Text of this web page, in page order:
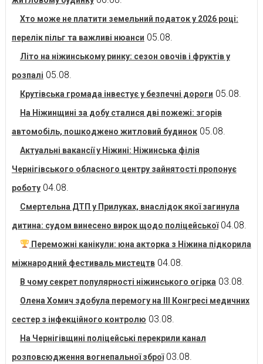
Хто може не платити земельний податок у 2026 році:
перелік пільг та важливі нюанси 05.08.
Літо на ніжинському ринку: сезон овочів і фруктів у
розпалі 05.08.
Крутівська громада інвестує у безпечні дороги 05.08.
На Ніжинщині за добу сталися дві пожежі: згорів
автомобіль, пошкоджено житловий будинок 05.08.
Актуальні вакансії у Ніжині: Ніжинська філія
Чернігівського обласного центру зайнятості пропонує
роботу 04.08.
Смертельна ДТП у Прилуках, внаслідок якої загинула
дитина: судом винесено вирок щодо поліцейської 04.08.
Переможні канікули: юна акторка з Ніжина підкорила
міжнародний фестиваль мистецтв 04.08.
В чому секрет популярності ніжинського огірка 03.08.
Олена Хомич здобула перемогу на ІІІ Конгресі медичних
сестер з інфекційного контролю 03.08.
На Чернігівщині поліцейські перекрили канал
розповсюдження вогнепальної зброї 03.08.